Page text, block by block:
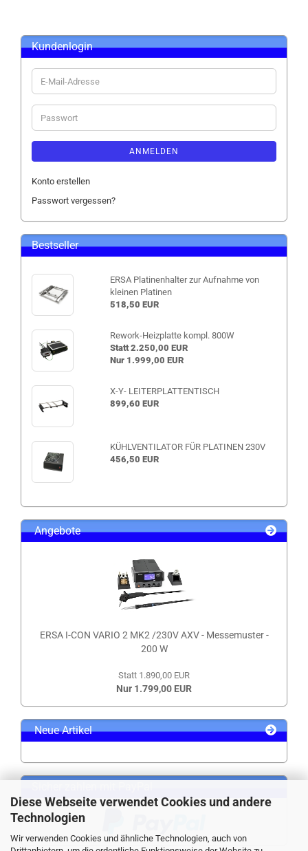
Diese Webseite verwendet Cookies und andere
Technologien
Wir verwenden Cookies und ähnliche Technologien, auch von
Kundenlogin
E-
Mail-
Adresse
Passwort
ANMELDEN
Konto erstellen
Passwort vergessen?
Bestseller
ERSA Platinenhalter zur Aufnahme von
kleinen Platinen
518,50 EUR
Rework-Heizplatte kompl. 800W
Statt 2.250,00 EUR
Nur 1.999,00 EUR
X-Y- LEITERPLATTENTISCH
899,60 EUR
KÜHLVENTILATOR FÜR PLATINEN 230V
456,50 EUR
Angebote
ERSA I-CON VARIO 2 MK2 /230V AXV - Messemuster -
200 W
Statt 1.890,00 EUR
Nur 1.799,00 EUR
Neue Artikel